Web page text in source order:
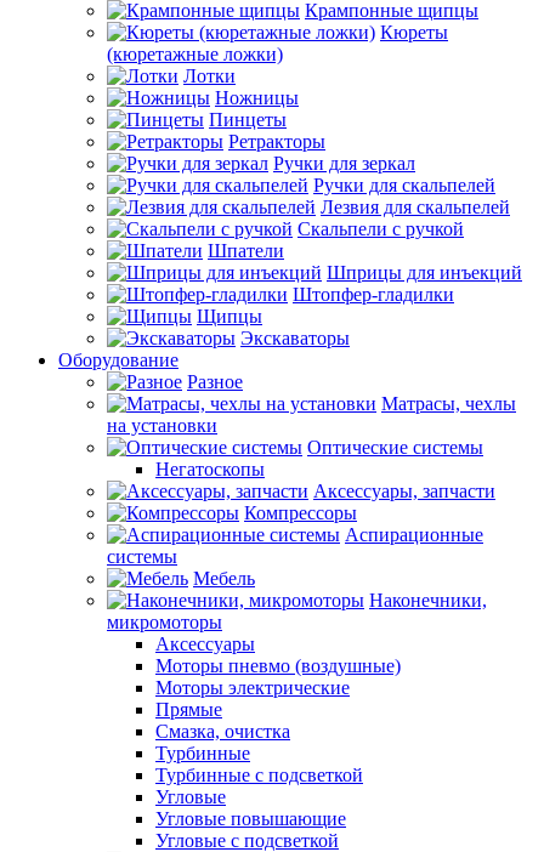
Крампонные щипцы
Кюреты
(кюретажные ложки)
Лотки
Ножницы
Пинцеты
Ретракторы
Ручки для зеркал
Ручки для скальпелей
Лезвия для скальпелей
Скальпели с ручкой
Шпатели
Шприцы для инъекций
Штопфер-гладилки
Щипцы
Экскаваторы
Оборудование
Разное
Матрасы, чехлы
на установки
Оптические системы
Негатоскопы
Аксессуары, запчасти
Компрессоры
Аспирационные
системы
Мебель
Наконечники,
микромоторы
Аксессуары
Моторы пневмо (воздушные)
Моторы электрические
Прямые
Смазка, очистка
Турбинные
Турбинные с подсветкой
Угловые
Угловые повышающие
Угловые с подсветкой